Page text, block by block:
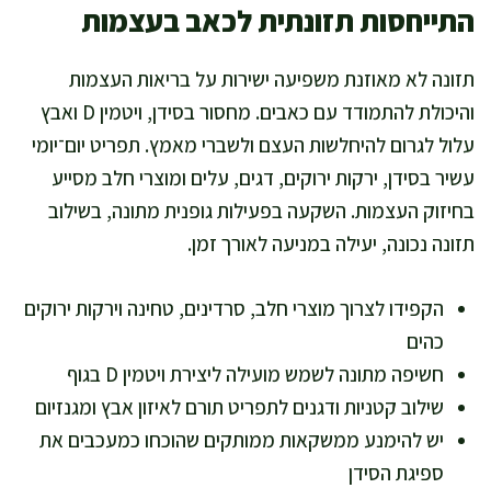
התייחסות תזונתית לכאב בעצמות
תזונה לא מאוזנת משפיעה ישירות על בריאות העצמות
והיכולת להתמודד עם כאבים. מחסור בסידן, ויטמין D ואבץ
עלול לגרום להיחלשות העצם ולשברי מאמץ. תפריט יום־יומי
עשיר בסידן, ירקות ירוקים, דגים, עלים ומוצרי חלב מסייע
בחיזוק העצמות. השקעה בפעילות גופנית מתונה, בשילוב
תזונה נכונה, יעילה במניעה לאורך זמן.
הקפידו לצרוך מוצרי חלב, סרדינים, טחינה וירקות ירוקים
כהים
חשיפה מתונה לשמש מועילה ליצירת ויטמין D בגוף
שילוב קטניות ודגנים לתפריט תורם לאיזון אבץ ומגנזיום
יש להימנע ממשקאות ממותקים שהוכחו כמעכבים את
ספיגת הסידן